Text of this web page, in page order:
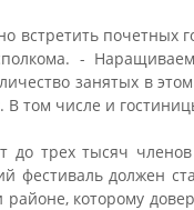
встретить почетных
-
занятых в
том числе и
до трех тысяч
фестиваль должен
которому